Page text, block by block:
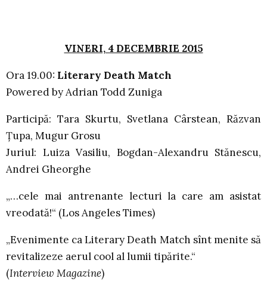
VINERI, 4 DECEMBRIE 2015
Ora 19.00: Literary Death Match
Powered by Adrian Todd Zuniga
Participă: Tara Skurtu, Svetlana Cârstean, Răzvan
Țupa, Mugur Grosu
Juriul: Luiza Vasiliu, Bogdan-Alexandru Stănescu,
Andrei Gheorghe
„…cele mai antrenante lecturi la care am asistat
vreodată!“ (Los Angeles Times)
„Evenimente ca Literary Death Match sînt menite să
revitalizeze aerul cool al lumii tipărite.“
(Interview Magazine)